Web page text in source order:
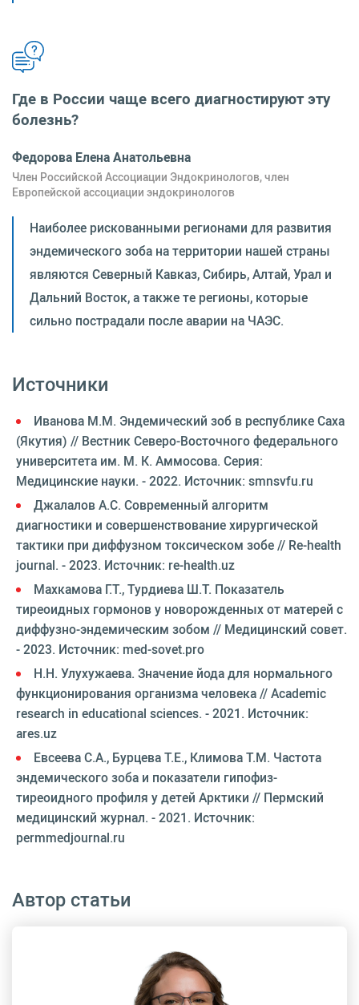
Где в России чаще всего диагностируют эту
болезнь?
Федорова Елена Анатольевна
Член Российской Ассоциации Эндокринологов, член
Европейской ассоциации эндокринологов
Наиболее рискованными регионами для развития
эндемического зоба на территории нашей страны
являются Северный Кавказ, Сибирь, Алтай, Урал и
Дальний Восток, а также те регионы, которые
сильно пострадали после аварии на ЧАЭС.
Источники
Иванова М.М. Эндемический зоб в республике Саха
(Якутия) // Вестник Северо-Восточного федерального
университета им. М. К. Аммосова. Серия:
Медицинские науки. - 2022. Источник: smnsvfu.ru
Джалалов А.С. Современный алгоритм
диагностики и совершенствование хирургической
тактики при диффузном токсическом зобе // Re-health
journal. - 2023. Источник: re-health.uz
Махкамова Г.Т., Турдиева Ш.Т. Показатель
тиреоидных гормонов у новорожденных от матерей с
диффузно-эндемическим зобом // Медицинский совет.
- 2023. Источник: med-sovet.pro
Н.Н. Улухужаева. Значение йода для нормального
функционирования организма человека // Academic
research in educational sciences. - 2021. Источник:
ares.uz
Евсеева С.А., Бурцева Т.Е., Климова Т.М. Частота
эндемического зоба и показатели гипофиз-
тиреоидного профиля у детей Арктики // Пермский
медицинский журнал. - 2021. Источник:
permmedjournal.ru
Автор статьи